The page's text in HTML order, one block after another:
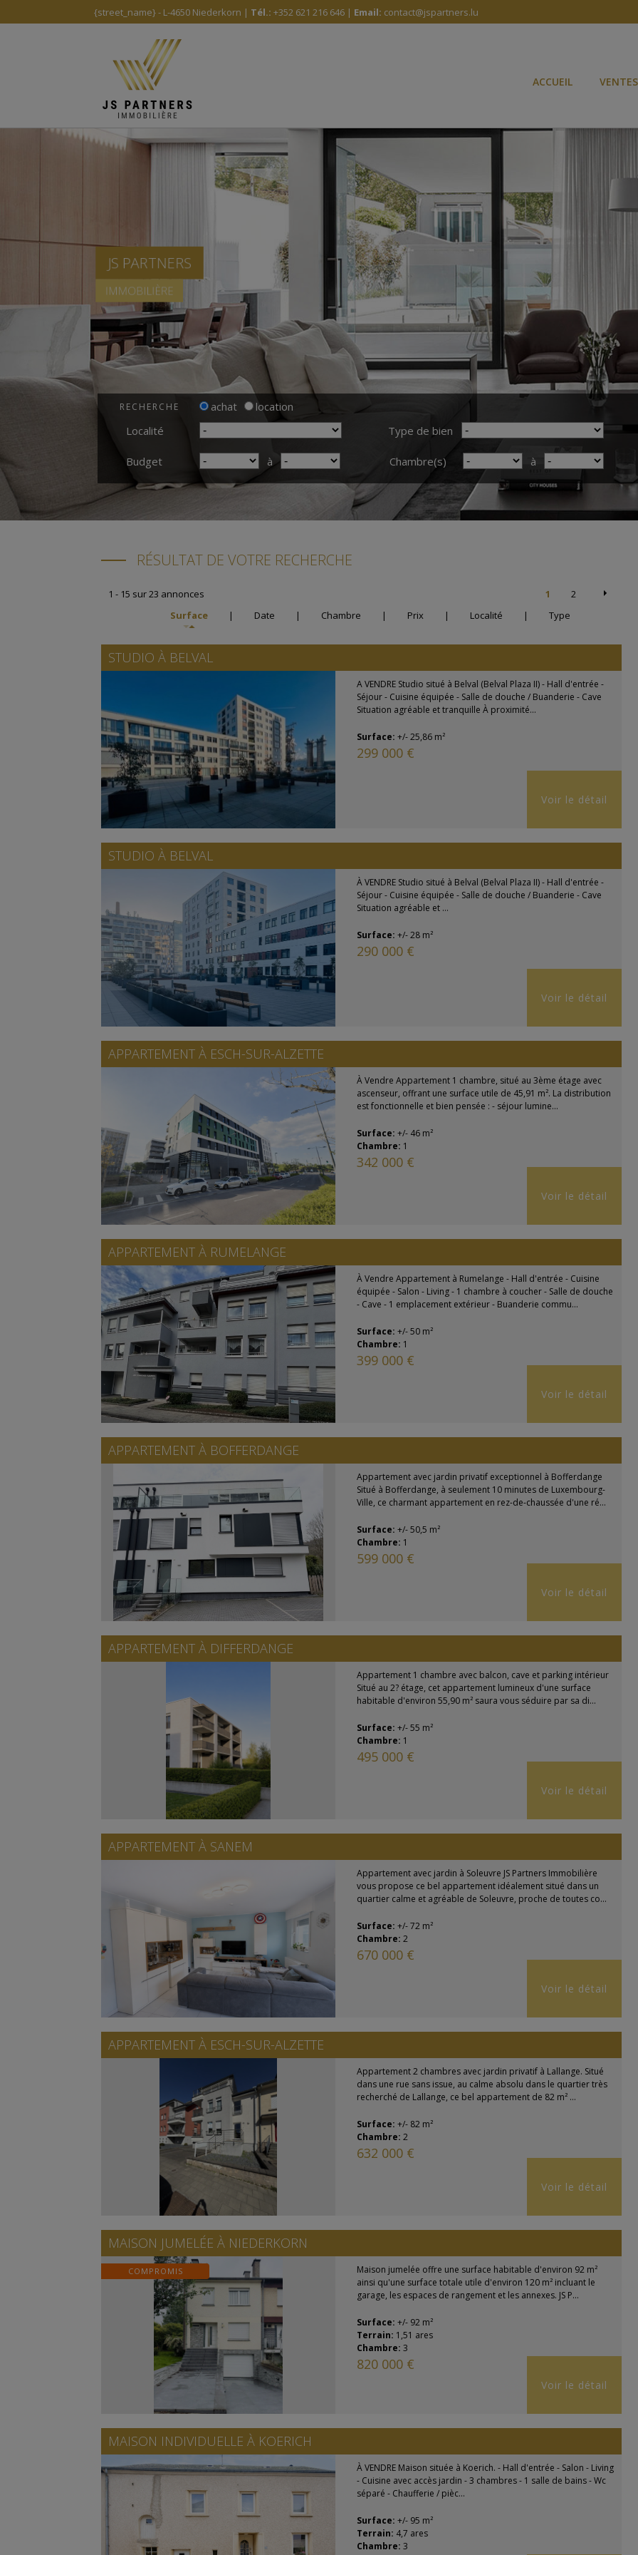
{street_name} - L-4650 Niederkorn | Tél.: +352 621 216 646 | Email: contact@jspartners.lu
ACCUEIL VENTES
JS PARTNERS
IMMOBILIÈRE
RECHERCHE achat
location
Localité
Type de bien
Budget à Chambre(s) à
RÉSULTAT DE VOTRE RECHERCHE
1 - 15 sur 23 annonces 1
2
Surface
| Date | Chambre | Prix | Localité | Type
STUDIO À BELVAL
A VENDRE Studio situé à Belval (Belval Plaza II) - Hall d'entrée -
Séjour - Cuisine équipée - Salle de douche / Buanderie - Cave
Situation agréable et tranquille À proximité...
Surface: +/- 25,86 m²
299 000 €
Voir le détail
STUDIO À BELVAL
À VENDRE Studio situé à Belval (Belval Plaza II) - Hall d'entrée -
Séjour - Cuisine équipée - Salle de douche / Buanderie - Cave
Situation agréable et ...
Surface: +/- 28 m²
290 000 €
Voir le détail
APPARTEMENT À ESCH-SUR-ALZETTE
À Vendre Appartement 1 chambre, situé au 3ème étage avec
ascenseur, offrant une surface utile de 45,91 m². La distribution
est fonctionnelle et bien pensée : - séjour lumine...
Surface: +/- 46 m²
Chambre: 1
342 000 €
Voir le détail
APPARTEMENT À RUMELANGE
À Vendre Appartement à Rumelange - Hall d'entrée - Cuisine
équipée - Salon - Living - 1 chambre à coucher - Salle de douche
- Cave - 1 emplacement extérieur - Buanderie commu...
Surface: +/- 50 m²
Chambre: 1
399 000 €
Voir le détail
APPARTEMENT À BOFFERDANGE
Appartement avec jardin privatif exceptionnel à Bofferdange
Situé à Bofferdange, à seulement 10 minutes de Luxembourg-
Ville, ce charmant appartement en rez-de-chaussée d'une ré...
Surface: +/- 50,5 m²
Chambre: 1
599 000 €
Voir le détail
APPARTEMENT À DIFFERDANGE
Appartement 1 chambre avec balcon, cave et parking intérieur
Situé au 2? étage, cet appartement lumineux d'une surface
habitable d'environ 55,90 m² saura vous séduire par sa di...
Surface: +/- 55 m²
Chambre: 1
495 000 €
Voir le détail
APPARTEMENT À SANEM
Appartement avec jardin à Soleuvre JS Partners Immobilière
vous propose ce bel appartement idéalement situé dans un
quartier calme et agréable de Soleuvre, proche de toutes co...
Surface: +/- 72 m²
Chambre: 2
670 000 €
Voir le détail
APPARTEMENT À ESCH-SUR-ALZETTE
Appartement 2 chambres avec jardin privatif à Lallange. Situé
dans une rue sans issue, au calme absolu dans le quartier très
recherché de Lallange, ce bel appartement de 82 m² ...
Surface: +/- 82 m²
Chambre: 2
632 000 €
Voir le détail
MAISON JUMELÉE À NIEDERKORN
COMPROMIS
Maison jumelée offre une surface habitable d'environ 92 m²
ainsi qu'une surface totale utile d'environ 120 m² incluant le
garage, les espaces de rangement et les annexes. JS P...
Surface: +/- 92 m²
Terrain: 1,51 ares
Chambre: 3
820 000 €
Voir le détail
MAISON INDIVIDUELLE À KOERICH
À VENDRE Maison située à Koerich. - Hall d'entrée - Salon - Living
- Cuisine avec accès jardin - 3 chambres - 1 salle de bains - Wc
séparé - Chaufferie / pièc...
Surface: +/- 95 m²
Terrain: 4,7 ares
Chambre: 3